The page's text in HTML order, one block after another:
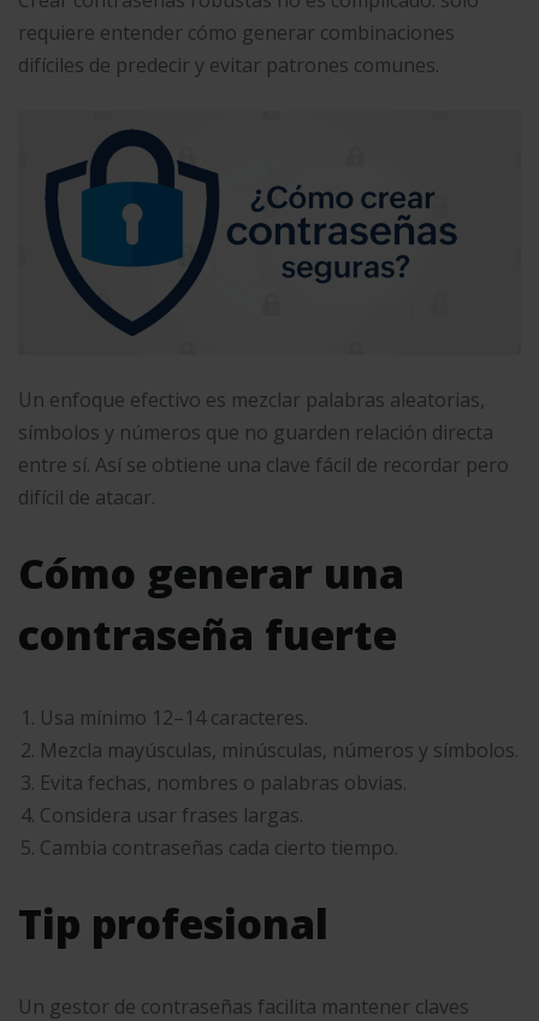
requiere entender cómo generar combinaciones
difíciles de predecir y evitar patrones comunes.
Un enfoque efectivo es mezclar palabras aleatorias,
símbolos y números que no guarden relación directa
entre sí. Así se obtiene una clave fácil de recordar pero
difícil de atacar.
Cómo generar una
contraseña fuerte
Usa mínimo 12–14 caracteres.
Mezcla mayúsculas, minúsculas, números y símbolos.
Evita fechas, nombres o palabras obvias.
Considera usar frases largas.
Cambia contraseñas cada cierto tiempo.
Tip profesional
Un gestor de contraseñas facilita mantener claves